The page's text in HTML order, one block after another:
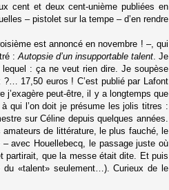
cent et deux cent-unième publiées en
– pistolet sur la tempe – d’en rendre
est annoncé en novembre ! –, qui
: Autopsie d’un insupportable talent . Je
lequel : ça ne veut rien dire. Je soupèse
?… 17,50 euros ! C’est publié par Lafont
j’exagère peut-être, il y a longtemps que
qui l’on doit je présume les jolis titres :
sur Céline depuis quelques années.
de littérature, le plus fauché, le
avec Houellebecq, le passage juste où
partirait, que la messe était dite. Et puis
du «talent» seulement…). Curieux de le